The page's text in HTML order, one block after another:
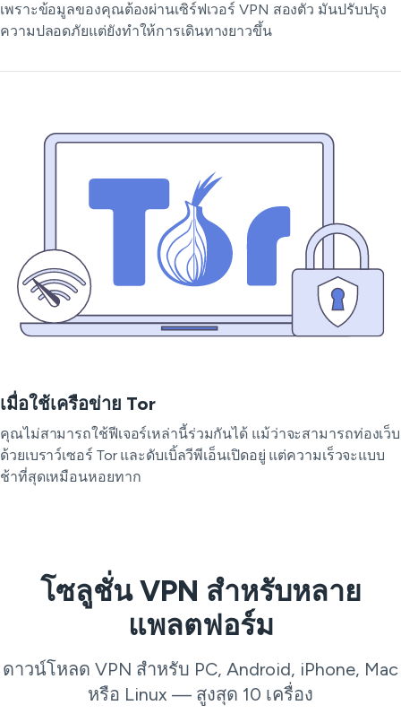
เพราะข้อมูลของคุณต้องผ่านเซิร์ฟเวอร์ VPN สองตัว มันปรับปรุง
ความปลอดภัยแต่ยังทำให้การเดินทางยาวขึ้น
เมื่อใช้เครือข่าย Tor
คุณไม่สามารถใช้ฟีเจอร์เหล่านี้ร่วมกันได้ แม้ว่าจะสามารถท่องเว็บ
ด้วยเบราว์เซอร์ Tor และดับเบิ้ลวีพีเอ็นเปิดอยู่ แต่ความเร็วจะแบบ
ช้าที่สุดเหมือนหอยทาก
โซลูชั่น VPN สำหรับหลาย
แพลตฟอร์ม
ดาวน์โหลด VPN สำหรับ PC, Android, iPhone, Mac
หรือ Linux — สูงสุด 10 เครื่อง